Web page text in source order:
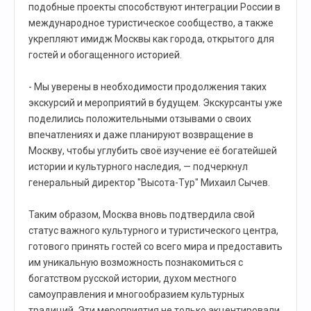
подобные проекты способствуют интеграции России в
международное туристическое сообщество, а также
укрепляют имидж Москвы как города, открытого для
гостей и обогащенного историей.
- Мы уверены в необходимости продолжения таких
экскурсий и мероприятий в будущем. Экскурсанты уже
поделились положительными отзывами о своих
впечатлениях и даже планируют возвращение в
Москву, чтобы углубить своё изучение её богатейшей
истории и культурного наследия, — подчеркнул
генеральный директор "Высота-Тур" Михаил Сычев.
Таким образом, Москва вновь подтвердила свой
статус важного культурного и туристического центра,
готового принять гостей со всего мира и предоставить
им уникальную возможность познакомиться с
богатством русской истории, духом местного
самоуправления и многообразием культурных